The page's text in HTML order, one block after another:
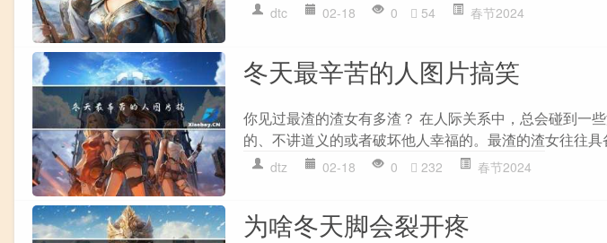
dtc 02-18 0 54 春节2024
冬天最辛苦的人图片搞笑
你见过最渣的渣女有多渣？ 在人际关系中，总会碰到一
的、不讲道义的或者破坏他人幸福的。最渣的渣女往往具
dtz 02-18 0 232 春节2024
为啥冬天脚会裂开疼